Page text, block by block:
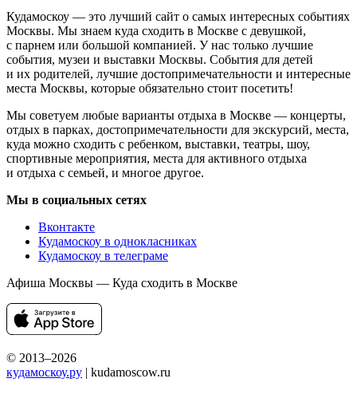
Кудамоскоу — это лучший сайт о самых интересных событиях
Москвы. Мы знаем куда сходить в Москве с девушкой,
с парнем или большой компанией. У нас только лучшие
события, музеи и выставки Москвы. События для детей
и их родителей, лучшие достопримечательности и интересные
места Москвы, которые обязательно стоит посетить!
Мы советуем любые варианты отдыха в Москве — концерты,
отдых в парках, достопримечательности для экскурсий, места,
куда можно сходить с ребенком, выставки, театры, шоу,
спортивные мероприятия, места для активного отдыха
и отдыха с семьей, и многое другое.
Мы в социальных сетях
Вконтакте
Кудамоскоу в однокласниках
Кудамоскоу в телеграме
Афиша Москвы — Куда сходить в Москве
© 2013–2026
кудамоскоу.ру | kudamoscow.ru